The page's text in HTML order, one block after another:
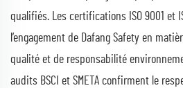
qualifiés. Les certifications ISO 9001 et
l’engagement de Dafang Safety en
qualité et de responsabilité
audits BSCI et SMETA confirment le